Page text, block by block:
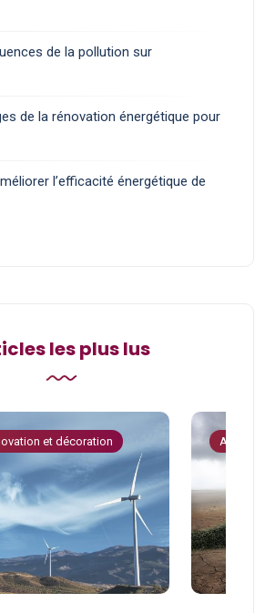
de la pollution sur
de la rénovation énergétique pour
l’efficacité énergétique de
les plus lus
et décoration